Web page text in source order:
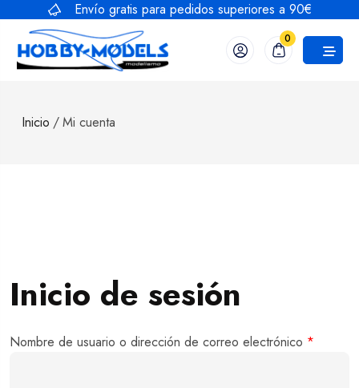
contenido
Envío gratis para pedidos superiores a 90€
0
Inicio /Mi cuenta
Inicio de sesión
Nombre de usuario o dirección de correo electrónico *